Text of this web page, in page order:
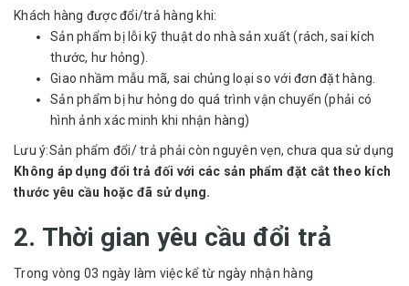
Khách hàng được đổi/trả hàng khi:
Sản phẩm bị lỗi kỹ thuật do nhà sản xuất (rách, sai kích
thước, hư hỏng).
Giao nhầm mẫu mã, sai chủng loại so với đơn đặt hàng.
Sản phẩm bị hư hỏng do quá trình vận chuyển (phải có
hình ảnh xác minh khi nhận hàng)
Lưu ý:Sản phẩm đổi/ trả phải còn nguyên vẹn, chưa qua sử dụng
Không áp dụng đổi trả đối với các sản phẩm đặt cắt theo kích
thước yêu cầu hoặc đã sử dụng.
2. Thời gian yêu cầu đổi trả
Trong vòng 03 ngày làm việc kể từ ngày nhận hàng